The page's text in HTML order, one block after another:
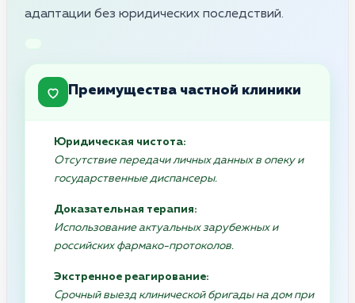
адаптации без юридических последствий.
Преимущества частной клиники
Юридическая чистота:
Отсутствие передачи личных данных в опеку и
государственные диспансеры.
Доказательная терапия:
Использование актуальных зарубежных и
российских фармако-протоколов.
Экстренное реагирование:
Срочный выезд клинической бригады на дом при